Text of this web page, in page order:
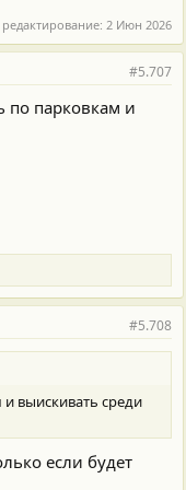
2 Июн 2026
#5.707
по парковкам и
#5.708
и выискивать среди
если будет